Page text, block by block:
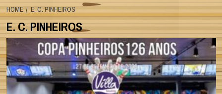
HOME E. C. PINHEIROS
E. C. PINHEIROS